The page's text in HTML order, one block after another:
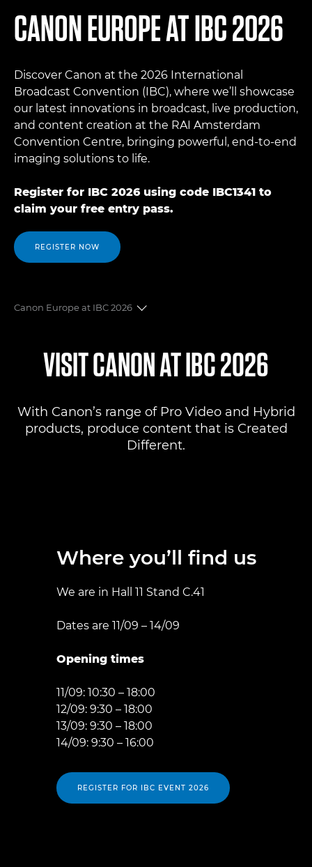
CANON EUROPE AT IBC 2026
Discover Canon at the 2026 International
Broadcast Convention (IBC), where we’ll showcase
our latest innovations in broadcast, live production,
and content creation at the RAI Amsterdam
Convention Centre, bringing powerful, end-to-end
imaging solutions to life.
Register for IBC 2026 using code IBC1341 to
claim your free entry pass.
REGISTER NOW
Canon Europe at IBC 2026
Products
Pro AV Solutions
VISIT CANON AT IBC 2026
With Canon’s range of Pro Video and Hybrid
products, produce content that is Created
Different.
Where you’ll find us
We are in Hall 11 Stand C.41
Dates are 11/09 – 14/09
Opening times
11/09: 10:30 – 18:00
12/09: 9:30 – 18:00
13/09: 9:30 – 18:00
14/09: 9:30 – 16:00
REGISTER FOR IBC EVENT 2026